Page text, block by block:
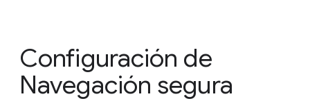
Configuración de
Navegación segura